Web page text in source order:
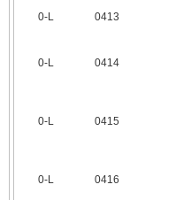
0‑L 0413
0‑L 0414
0‑L 0415
0‑L 0416